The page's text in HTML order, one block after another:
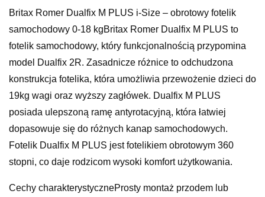
Britax Romer Dualfix M PLUS i-Size – obrotowy fotelik
samochodowy 0-18 kgBritax Romer Dualfix M PLUS to
fotelik samochodowy, który funkcjonalnością przypomina
model Dualfix 2R. Zasadnicze różnice to odchudzona
konstrukcja fotelika, która umożliwia przewożenie dzieci do
19kg wagi oraz wyższy zagłówek. Dualfix M PLUS
posiada ulepszoną ramę antyrotacyjną, która łatwiej
dopasowuje się do różnych kanap samochodowych.
Fotelik Dualfix M PLUS jest fotelikiem obrotowym 360
stopni, co daje rodzicom wysoki komfort użytkowania.
Cechy charakterystyczneProsty montaż przodem lub